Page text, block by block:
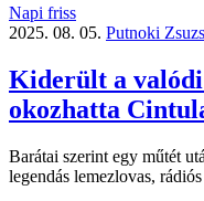
Napi friss
2025. 08. 05. Putnoki
Kiderült a valódi
okozhatta
Barátai szerint egy műtét
legendás lemezlovas,